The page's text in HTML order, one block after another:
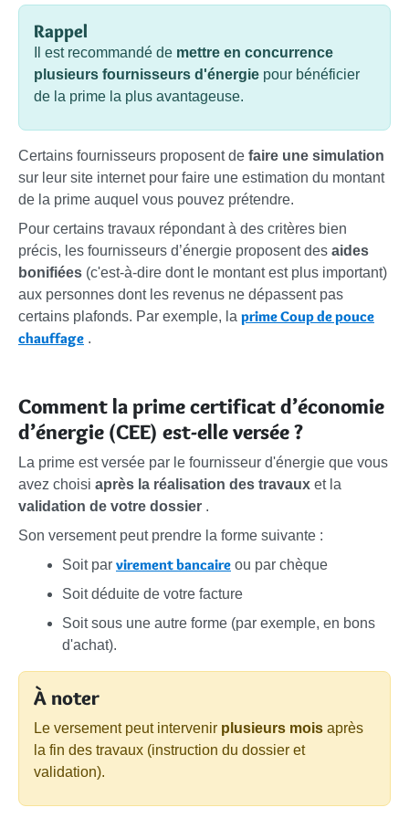
Rappel
Il est recommandé de mettre en concurrence
plusieurs fournisseurs d'énergie pour bénéficier
de la prime la plus avantageuse.
Certains fournisseurs proposent de faire une simulation
sur leur site internet pour faire une estimation du montant
de la prime auquel vous pouvez prétendre.
Pour certains travaux répondant à des critères bien
précis, les fournisseurs d’énergie proposent des aides
bonifiées (c'est-à-dire dont le montant est plus important)
aux personnes dont les revenus ne dépassent pas
certains plafonds. Par exemple, la prime Coup de pouce
chauffage .
Comment la prime certificat d’économie
d’énergie (CEE) est-elle versée ?
La prime est versée par le fournisseur d'énergie que vous
avez choisi après la réalisation des travaux et la
validation de votre dossier .
Son versement peut prendre la forme suivante :
Soit par virement bancaire ou par chèque
Soit déduite de votre facture
Soit sous une autre forme (par exemple, en bons
d'achat).
À noter
Le versement peut intervenir plusieurs mois après
la fin des travaux (instruction du dossier et
validation).